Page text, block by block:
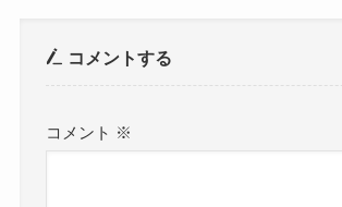
コメントする
コメント ※